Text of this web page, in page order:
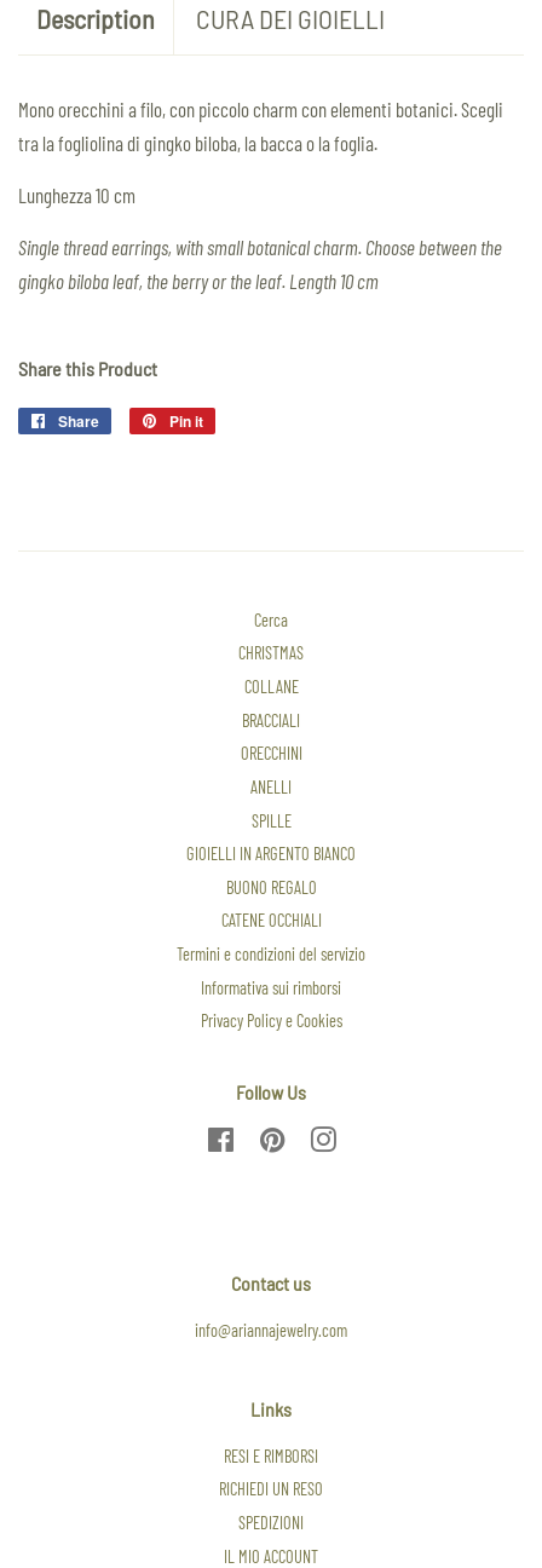
Description CURA DEI GIOIELLI
Mono orecchini a filo, con piccolo charm con elementi botanici. Scegli
tra la fogliolina di gingko biloba, la bacca o la foglia.
Lunghezza 10 cm
Single thread earrings, with small botanical charm. Choose between the
gingko biloba leaf, the berry or the leaf. Length 10 cm
Share this Product
Share
Share
Pin it
Cerca
CHRISTMAS
COLLANE
BRACCIALI
ORECCHINI
ANELLI
SPILLE
GIOIELLI IN ARGENTO BIANCO
BUONO REGALO
CATENE OCCHIALI
Termini e condizioni del servizio
Informativa sui rimborsi
Privacy Policy e Cookies
Follow Us
FacebookPinterestInstagram
Contact us
info@ariannajewelry.com
Links
RESI E RIMBORSI
RICHIEDI UN RESO
SPEDIZIONI
IL MIO ACCOUNT